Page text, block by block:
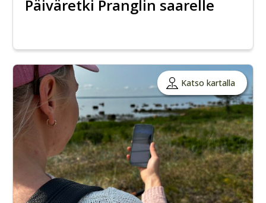
Päiväretki Pranglin saarelle
Katso kartalla